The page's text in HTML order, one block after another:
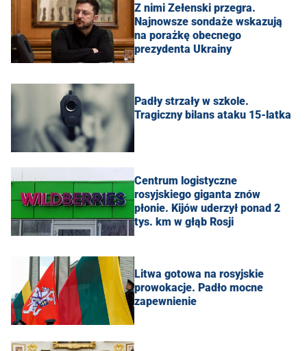
Z nimi Zełenski przegra.
Najnowsze sondaże wskazują
na porażkę obecnego
prezydenta Ukrainy
Padły strzały w szkole.
Tragiczny bilans ataku 15-latka
Centrum logistyczne
rosyjskiego giganta znów
płonie. Kijów uderzył ponad 2
tys. km w głąb Rosji
Litwa gotowa na rosyjskie
prowokacje. Padło mocne
zapewnienie